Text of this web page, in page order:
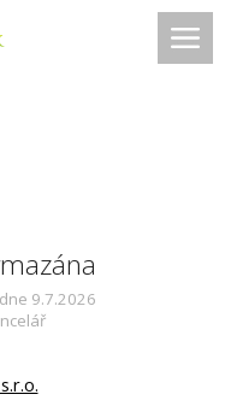
9.7.2026